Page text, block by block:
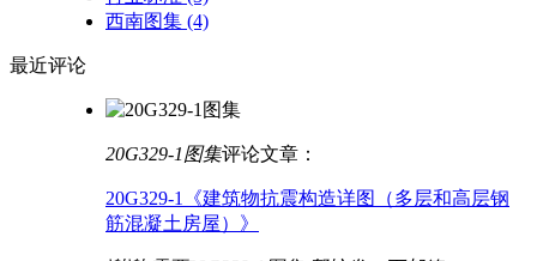
西南图集 (4)
最近评论
20G329-1图集评论文章：
20G329-1《建筑物抗震构造详图（多层和高层钢
筋混凝土房屋）》